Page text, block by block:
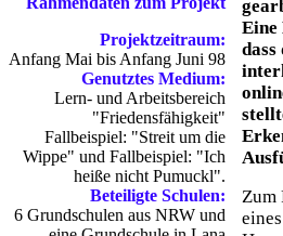
Projektzeitraum:
Anfang Mai bis Anfang Juni 98
Genutztes Medium:
Lern- und Arbeitsbereich
"Friedensfähigkeit"
Fallbeispiel: "Streit um die
Wippe" und Fallbeispiel: "Ich
heiße nicht Pumuckl".
Beteiligte Schulen:
6 Grundschulen aus NRW und
Eine
Zum